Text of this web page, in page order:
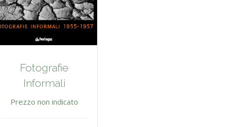
Fotografie
Informali
Prezzo non indicato